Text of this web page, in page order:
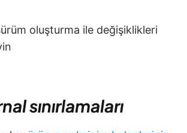
oluşturma ile değişiklikleri
sınırlamaları